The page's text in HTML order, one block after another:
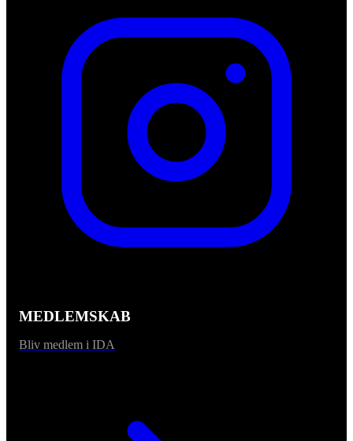
MEDLEMSKAB
Bliv medlem i IDA